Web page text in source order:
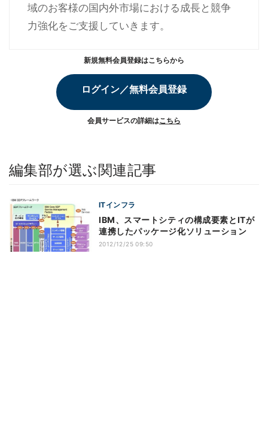
域のお客様の国内外市場における成長と競争
力強化をご支援していきます。
新規無料会員登録はこちらから
ログイン／無料会員登録
会員サービスの詳細はこちら
編集部が選ぶ関連記事
ITインフラ
IBM、スマートシティの構成要素とITが
連携したパッケージ化ソリューション
2012/12/25 09:50